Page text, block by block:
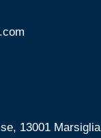
13001 Marsiglia